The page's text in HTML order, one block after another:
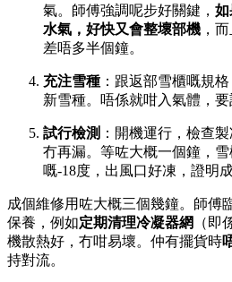
氣。師傅強調呢步好關鍵， 如
水氣，好快又會整壞部機 ，
差唔多半個鐘。
充注雪種 ：跟返部雪櫃嘅規
新雪種。唔係就咁入氣體，要
試行檢測 ：開機運行，檢查
冇再漏。等咗大概一個鐘，
嘅-18度，出風口好凍，證明成
成個維修用咗大概三個幾鐘。師傅
保養，例如定期清理冷凝器網
（即
機散熱好，冇咁易壞。仲有擺貨時
持對流。